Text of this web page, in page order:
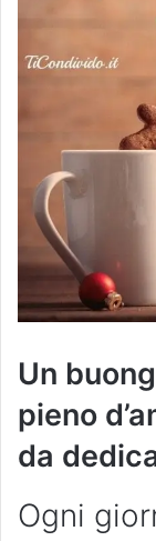
Un
pieno
da
Ogni